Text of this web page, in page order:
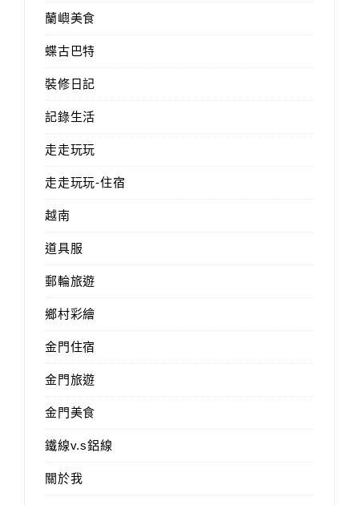
蘭嶼美食
蝶古巴特
裝修日記
記錄生活
走走玩玩
走走玩玩-住宿
越南
道具服
郵輪旅遊
鄉村彩繪
金門住宿
金門旅遊
金門美食
鐵線v.s鋁線
關於我